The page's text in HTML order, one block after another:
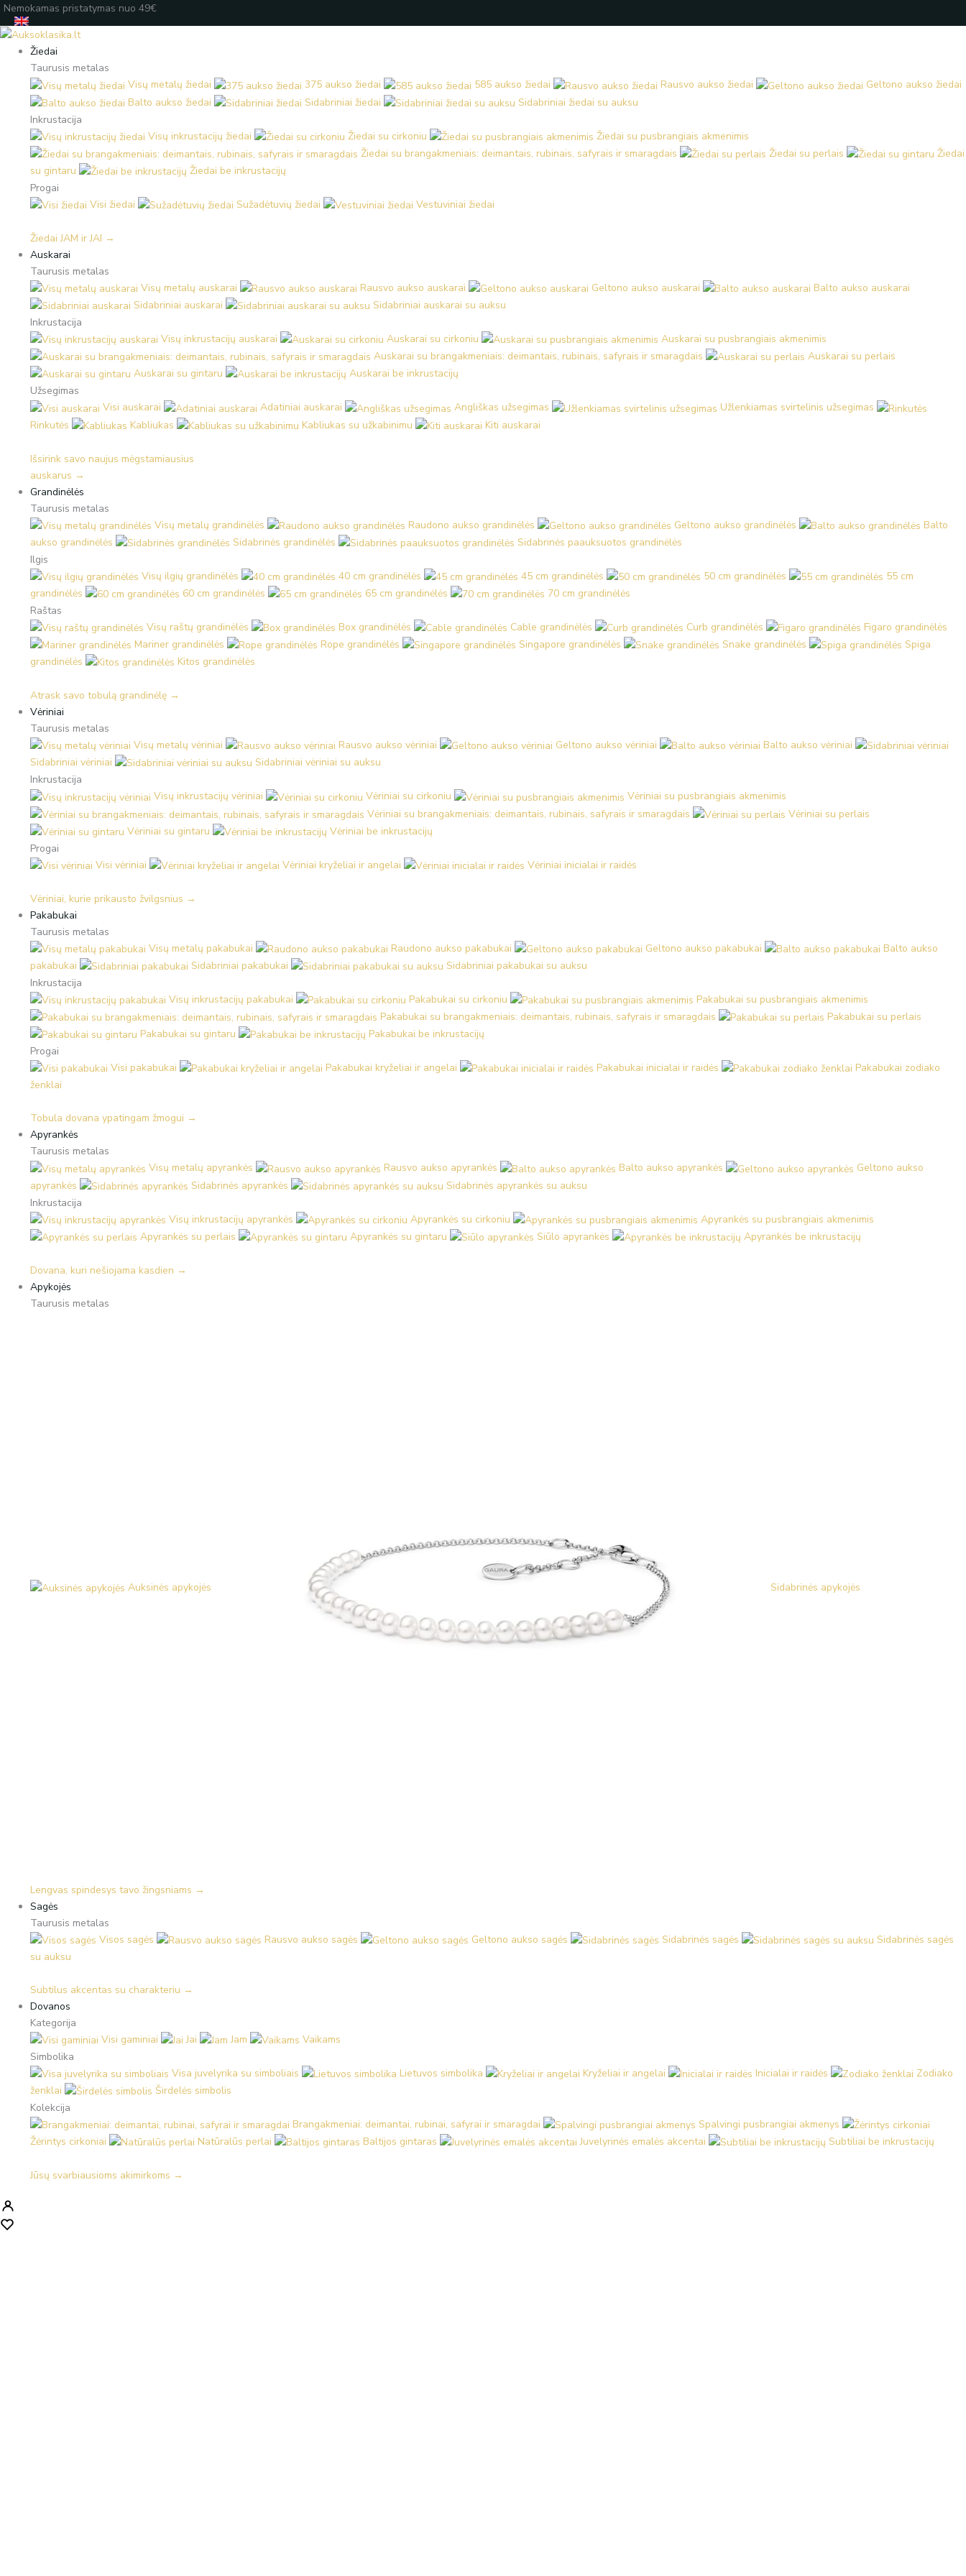
Pereiti
prie
turinio
Nemokamas pristatymas nuo 49€
Žiedai
Taurusis metalas
Visų metalų žiedai
375 aukso žiedai 585 aukso žiedai Rausvo aukso žiedai
Geltono aukso žiedai
Balto aukso žiedai
Sidabriniai žiedai
Sidabriniai žiedai su auksu
Inkrustacija
Visų inkrustacijų žiedai
Žiedai su cirkoniu
Žiedai su pusbrangiais akmenimis
Žiedai su brangakmeniais: deimantais, rubinais, safyrais ir smaragdais
Žiedai su perlais
Žiedai
su gintaru
Žiedai be inkrustacijų
Progai
Visi žiedai
Sužadėtuvių žiedai Vestuviniai žiedai
Žiedai JAM ir JAI →
Auskarai
Taurusis metalas
Visų metalų auskarai
Rausvo aukso auskarai Geltono aukso auskarai
Balto aukso auskarai
Sidabriniai auskarai
Sidabriniai auskarai su auksu
Inkrustacija
Visų inkrustacijų auskarai
Auskarai su cirkoniu
Auskarai su pusbrangiais akmenimis
Auskarai su brangakmeniais: deimantais, rubinais, safyrais ir smaragdais
Auskarai su perlais
Auskarai su gintaru
Auskarai be inkrustacijų
Užsegimas
Visi auskarai
Adatiniai auskarai Angliškas užsegimas
Užlenkiamas svirtelinis užsegimas
Rinkutės
Kabliukas Kabliukas su užkabinimu Kiti auskarai
Išsirink savo naujus mėgstamiausius
auskarus →
Grandinėlės
Taurusis metalas
Visų metalų grandinėlės
Raudono aukso grandinėlės Geltono aukso grandinėlės
Balto
aukso grandinėlės
Sidabrinės grandinėlės
Sidabrinės paauksuotos grandinėlės
Ilgis
Visų ilgių grandinėlės
40 cm grandinėlės 45 cm grandinėlės 50 cm grandinėlės
55 cm
grandinėlės
60 cm grandinėlės 65 cm grandinėlės
70 cm grandinėlės
Raštas
Visų raštų grandinėlės
Box grandinėlės Cable grandinėlės Curb grandinėlės
Figaro grandinėlės
Mariner grandinėlės
Rope grandinėlės Singapore grandinėlės Snake grandinėlės
Spiga
grandinėlės
Kitos grandinėlės
Atrask savo tobulą grandinėlę →
Vėriniai
Taurusis metalas
Visų metalų vėriniai
Rausvo aukso vėriniai Geltono aukso vėriniai
Balto aukso vėriniai
Sidabriniai vėriniai
Sidabriniai vėriniai su auksu
Inkrustacija
Visų inkrustacijų vėriniai
Vėriniai su cirkoniu
Vėriniai su pusbrangiais akmenimis
Vėriniai su brangakmeniais: deimantais, rubinais, safyrais ir smaragdais
Vėriniai su perlais
Vėriniai su gintaru
Vėriniai be inkrustacijų
Progai
Visi vėriniai
Vėriniai kryželiai ir angelai Vėriniai inicialai ir raidės
Vėriniai, kurie prikausto žvilgsnius →
Pakabukai
Taurusis metalas
Visų metalų pakabukai
Raudono aukso pakabukai Geltono aukso pakabukai
Balto aukso
pakabukai
Sidabriniai pakabukai
Sidabriniai pakabukai su auksu
Inkrustacija
Visų inkrustacijų pakabukai
Pakabukai su cirkoniu
Pakabukai su pusbrangiais akmenimis
Pakabukai su brangakmeniais: deimantais, rubinais, safyrais ir smaragdais
Pakabukai su perlais
Pakabukai su gintaru
Pakabukai be inkrustacijų
Progai
Visi pakabukai
Pakabukai kryželiai ir angelai Pakabukai inicialai ir raidės
Pakabukai zodiako
ženklai
Tobula dovana ypatingam žmogui →
Apyrankės
Taurusis metalas
Visų metalų apyrankės
Rausvo aukso apyrankės Balto aukso apyrankės
Geltono aukso
apyrankės
Sidabrinės apyrankės
Sidabrinės apyrankės su auksu
Inkrustacija
Visų inkrustacijų apyrankės
Apyrankės su cirkoniu
Apyrankės su pusbrangiais akmenimis
Apyrankės su perlais
Apyrankės su gintaru Siūlo apyrankės Apyrankės be inkrustacijų
Dovana, kuri nešiojama kasdien →
Apykojės
Taurusis metalas
Auksinės apykojės Sidabrinės apykojės
Lengvas spindesys tavo žingsniams →
Sagės
Taurusis metalas
Visos sagės
Rausvo aukso sagės Geltono aukso sagės Sidabrinės sagės
Sidabrinės sagės
su auksu
Subtilus akcentas su charakteriu →
Dovanos
Kategorija
Visi gaminiai
Jai Jam
Vaikams
Simbolika
Visa juvelyrika su simboliais
Lietuvos simbolika Kryželiai ir angelai Inicialai ir raidės
Zodiako
ženklai
Širdelės simbolis
Kolekcija
Brangakmeniai: deimantai, rubinai, safyrai ir smaragdai
Spalvingi pusbrangiai akmenys
Žėrintys cirkoniai
Natūralūs perlai Baltijos gintaras Juvelyrinės emalės akcentai Subtiliai be inkrustacijų
Jūsų svarbiausioms akimirkoms →
Products
search
Products
search
Įveskite
el.
paštą